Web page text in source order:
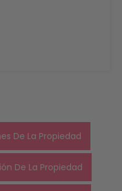
De La Propiedad
De La Propiedad